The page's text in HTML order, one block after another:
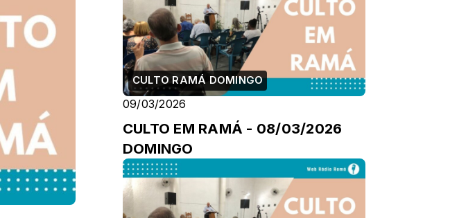
CULTO RAMÁ DOMINGO
09/03/2026
CULTO EM RAMÁ - 08/03/2026
DOMINGO